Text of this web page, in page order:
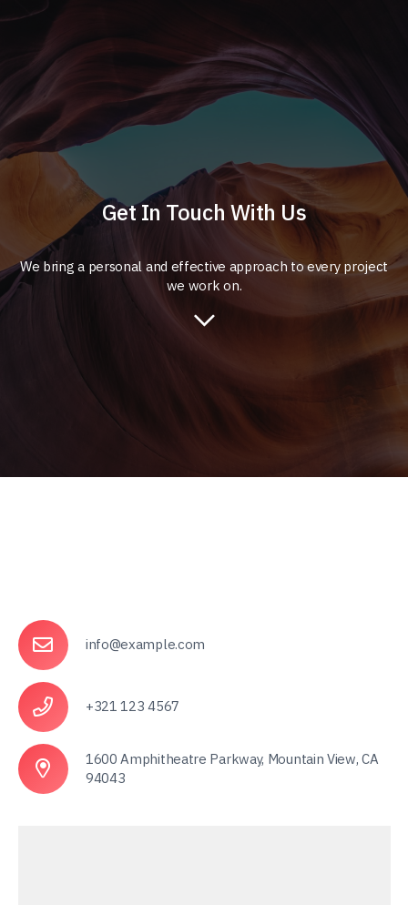
Get In Touch With Us
We bring a personal and effective approach to every project
we work on.
info@example.com
+321 123 4567
1600 Amphitheatre Parkway, Mountain View, CA
94043